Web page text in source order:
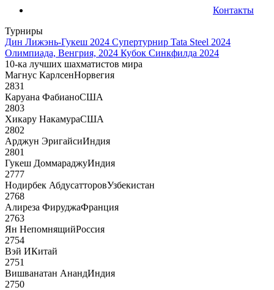
Контакты
Турниры
Дин Лижэнь-Гукеш 2024 Супертурнир Tata Steel 2024
Олимпиада, Венгрия, 2024 Кубок Синкфилда 2024
10-ка лучших шахматистов мира
Магнус КарлсенНорвегия
2831
Каруана ФабианоСША
2803
Хикару НакамураСША
2802
Арджун ЭригайсиИндия
2801
Гукеш ДоммараджуИндия
2777
Нодирбек АбдусатторовУзбекистан
2768
Алиреза ФируджаФранция
2763
Ян НепомнящийРоссия
2754
Вэй ИКитай
2751
Вишванатан АнандИндия
2750